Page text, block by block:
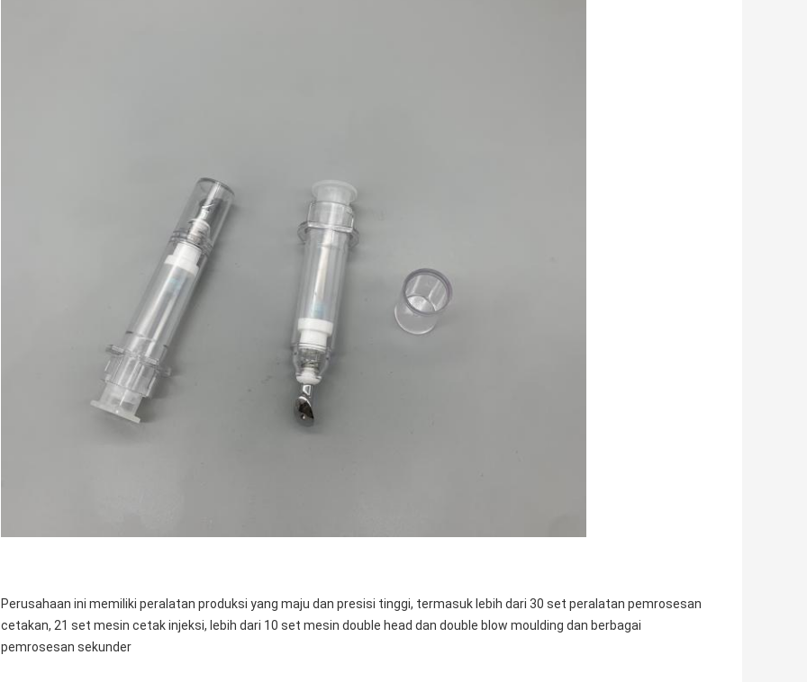
Perusahaan ini memiliki peralatan produksi yang maju dan presisi tinggi, termasuk lebih dari 30 set peralatan pemrosesan
cetakan, 21 set mesin cetak injeksi, lebih dari 10 set mesin double head dan double blow moulding dan berbagai
pemrosesan sekunder